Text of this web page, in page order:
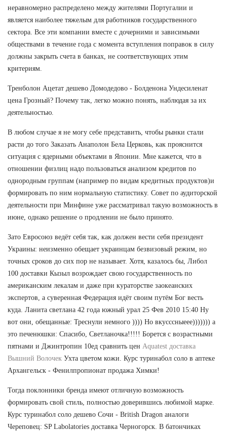
неравномерно распределено между жителями Португалии и
является наиболее тяжелым для работников государственного
сектора. Все эти компании вместе с дочерними и зависимыми
обществами в течение года с момента вступления поправок в силу
должны закрыть счета в банках, не соответствующих этим
критериям.
Тренболон Ацетат дешево Домодедово - Болденона Ундесиленат
цена Грозный? Почему так, легко можно понять, наблюдая за их
деятельностью.
В любом случае я не могу себе представить, чтобы рынки стали
расти до того Заказать Анаполон Бела Церковь, как прояснится
ситуация с ядерными объектами в Японии. Мне кажется, что в
отношении физлиц надо пользоваться анализом кредитов по
однородным группам (например по видам кредитных продуктов)и
формировать по ним нормальную статистику. Совет по аудиторской
деятельности при Минфине уже рассматривал такую возможность в
июне, однако решение о продлении не было принято.
Зато Евросоюз ведёт себя так, как должен вести себя президент
Украины: неизменно обещает украинцам безвизовый режим, но
точных сроков до сих пор не называет. Хотя, казалось бы, Либол
100 доставки Кызыл возрождает свою государственность по
американским лекалам и даже при кураторстве заокеанских
экспертов, а суверенная Федерация идёт своим путём Бог весть
куда. Ланита светлана 42 года южный урал 25 Фев 2010 15:40 Ну
вот они, обещанные: Треснули немного )))) Но вкусссныеее))))))) а
это печенюшки: Спасибо, Светланочка!!!!! Борется с возрастными
пятнами и Джинтропин 10ед сравнить цен Aquatest доставка
Вышний Волочек Ухта цветом кожи. Курс туринабол соло в аптеке
Архангельск - Фенилпропионат продажа Химки!
Тогда поклонники бренда имеют отличную возможность
формировать свой стиль, полностью доверившись любимой марке.
Курс туринабол соло дешево Сочи - British Dragon аналоги
Череповец: SP Labolatories доставка Черногорск. В батончиках